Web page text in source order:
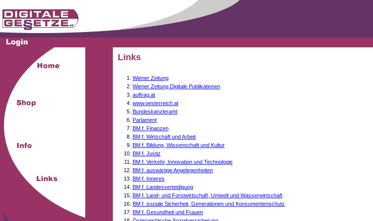
Links
Wiener Zeitung
Wiener Zeitung Digitale Publikationen
auftrag.at
www.oesterreich.at
Bundeskanzleramt
Parlament
BM f. Finanzen
BM f. Wirtschaft und Arbeit
BM f. Bildung, Wissenschaft und Kultur
BM f. Justiz
BM f. Verkehr, Innovation und Technologie
BM f. auswärtige Angelegenheiten
BM f. Inneres
BM f. Landesverteidigung
BM f. Land- und Forstwirtschaft, Umwelt und Wasserwirtschaft
BM f. soziale Sicherheit, Generationen und Konsumentenschutz
BM f. Gesundheit und Frauen